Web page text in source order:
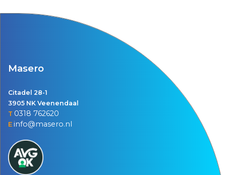
Masero
Citadel 28-1
3905 NK Veenendaal
T 0318 762620
E info@masero.nl